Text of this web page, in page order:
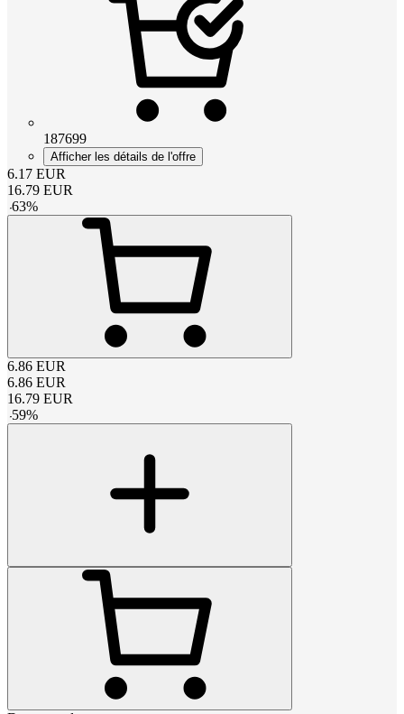
187699
Afficher les détails de l'offre
6.17 EUR
16.79 EUR
-63%
6.86 EUR
6.86 EUR
16.79 EUR
-59%